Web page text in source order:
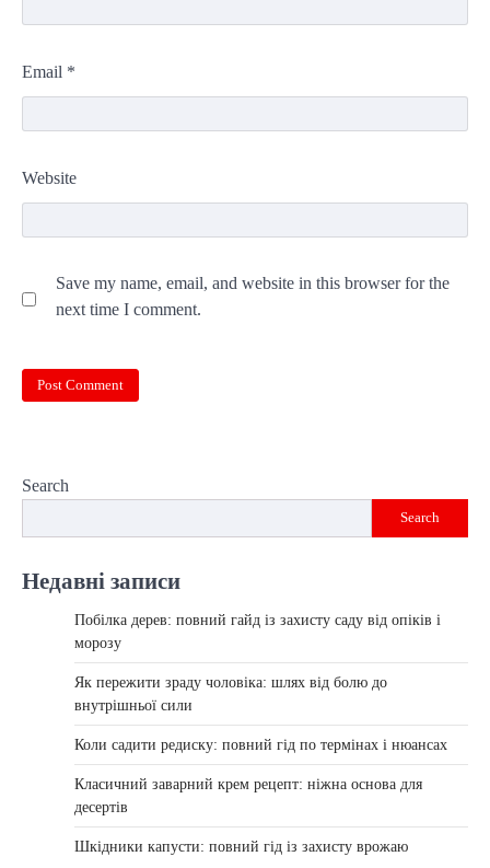
Email *
Website
Save my name, email, and website in this browser for the
next time I comment.
Search
Search
Недавні записи
Побілка дерев: повний гайд із захисту саду від опіків і
морозу
Як пережити зраду чоловіка: шлях від болю до
внутрішньої сили
Коли садити редиску: повний гід по термінах і нюансах
Класичний заварний крем рецепт: ніжна основа для
десертів
Шкідники капусти: повний гід із захисту врожаю